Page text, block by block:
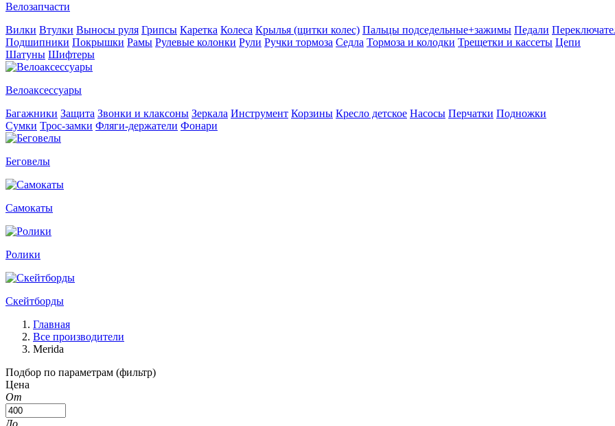
Велозапчасти
Вилки Втулки Выносы руля Грипсы Каретка Колеса Крылья (щитки колес) Пальцы подседельные+зажимы Педали
Подшипники Покрышки Рамы Рулевые колонки Рули Ручки тормоза Седла Тормоза и колодки Трещетки и кассеты Цепи
Шатуны Шифтеры
Велоаксессуары
Багажники Защита Звонки и клаксоны Зеркала Инструмент Корзины Кресло детское Насосы Перчатки Подножки
Сумки Трос-замки Фляги-держатели Фонари
Беговелы
Самокаты
Ролики
Скейтборды
Главная
Все производители
Merida
Подбор по параметрам (фильтр)
Цена
От
До